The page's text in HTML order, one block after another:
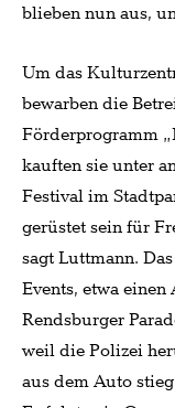
blieben nun aus,
Um das
bewarben die
Förderprogramm
kauften sie unter
Festival im
gerüstet sein für
sagt Luttmann.
Events, etwa
Rendsburger
weil die Polizei
aus dem Auto